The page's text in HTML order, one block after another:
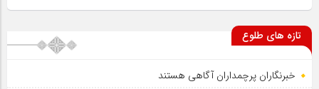
تازه های طلوع
خبرنگاران پرچمداران آگاهی هستند